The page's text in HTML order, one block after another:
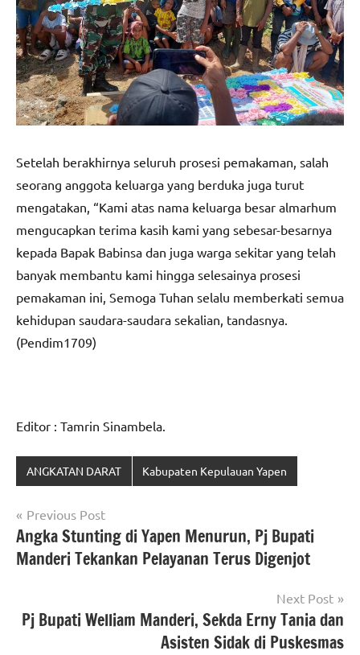
Setelah berakhirnya seluruh prosesi pemakaman, salah
seorang anggota keluarga yang berduka juga turut
mengatakan, “Kami atas nama keluarga besar almarhum
mengucapkan terima kasih kami yang sebesar-besarnya
kepada Bapak Babinsa dan juga warga sekitar yang telah
banyak membantu kami hingga selesainya prosesi
pemakaman ini, Semoga Tuhan selalu memberkati semua
kehidupan saudara-saudara sekalian, tandasnya.
(Pendim1709)
Editor : Tamrin Sinambela.
ANGKATAN DARAT Kabupaten Kepulauan Yapen
Navigasi
pos
Previous Post
Angka Stunting di Yapen Menurun, Pj Bupati
Manderi Tekankan Pelayanan Terus Digenjot
Next Post
Pj Bupati Welliam Manderi, Sekda Erny Tania dan
Asisten Sidak di Puskesmas